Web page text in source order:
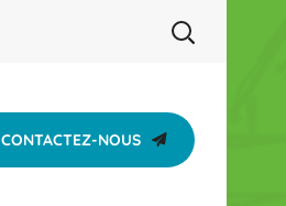
CONTACTEZ-NOUS